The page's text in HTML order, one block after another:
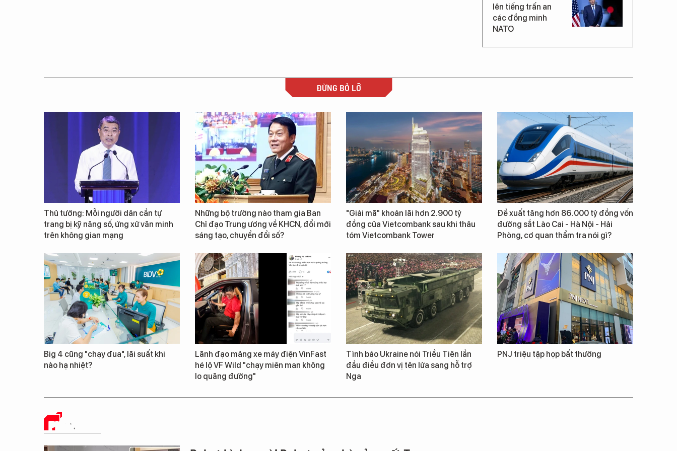
lên tiếng trấn an
các đồng minh
NATO
ĐỪNG BỎ LỠ
Thủ tướng: Mỗi người dân cần tự
trang bị kỹ năng số, ứng xử văn minh
trên không gian mạng
Những bộ trưởng nào tham gia Ban
Chỉ đạo Trung ương về KHCN, đổi mới
sáng tạo, chuyển đổi số?
"Giải mã" khoản lãi hơn 2.900 tỷ
đồng của Vietcombank sau khi thâu
tóm Vietcombank Tower
Đề xuất tăng hơn 86.000 tỷ đồng vốn
đường sắt Lào Cai - Hà Nội - Hải
Phòng, cơ quan thẩm tra nói gì?
Big 4 cũng "chạy đua", lãi suất khi
nào hạ nhiệt?
Lãnh đạo mảng xe máy điện VinFast
hé lộ VF Wild "chạy miên man không
lo quãng đường"
Tình báo Ukraine nói Triều Tiên lần
đầu điều đơn vị tên lửa sang hỗ trợ
Nga
PNJ triệu tập họp bất thường
PHÂN TÍCH